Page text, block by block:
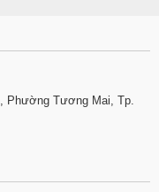
Phường Tương Mai, Tp.